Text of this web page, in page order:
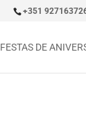
+351
FESTAS DE